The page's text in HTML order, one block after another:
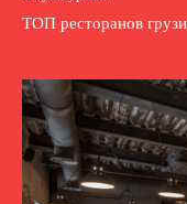
ТОП ресторанов